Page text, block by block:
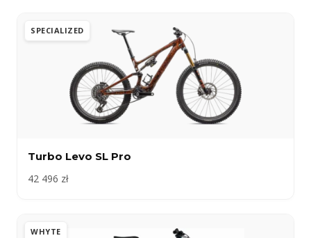
SPECIALIZED
Turbo Levo SL Pro
42 496 zł
WHYTE